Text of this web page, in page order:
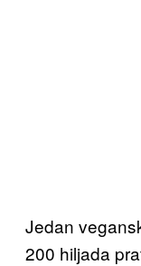
Jedan
200 hiljada